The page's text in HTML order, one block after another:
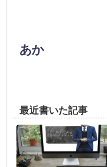
あか
最近書いた記事